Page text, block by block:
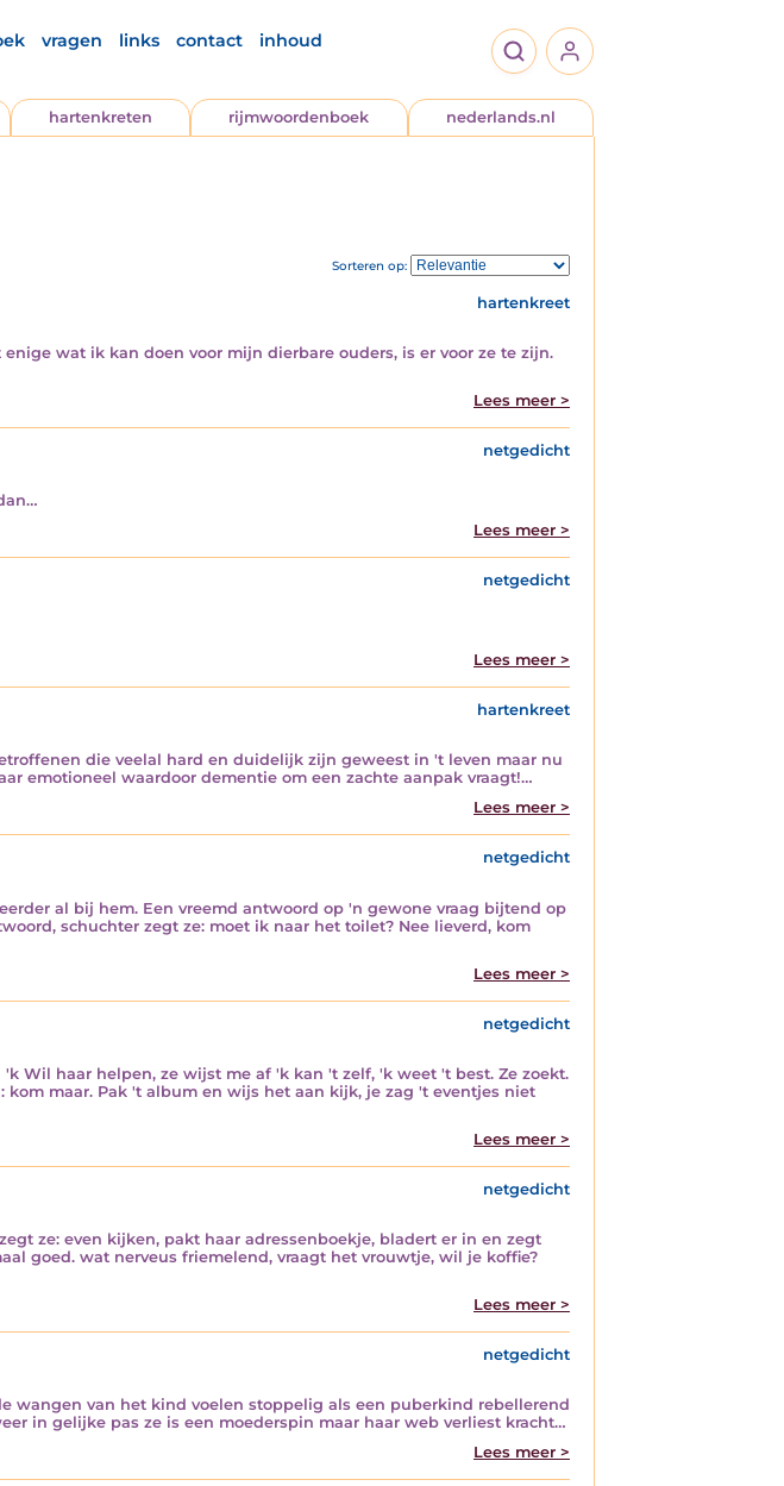
vragen links contact inhoud
hartenkreten rijmwoordenboek nederlands.nl
Sorteren op:
hartenkreet
wat ik kan doen voor mijn dierbare ouders, is er voor ze te zijn.
Lees meer >
netgedicht
Lees meer >
netgedicht
Lees meer >
hartenkreet
die veelal hard en duidelijk zijn geweest in 't leven maar nu
emotioneel waardoor dementie om een zachte aanpak vraagt!…
Lees meer >
netgedicht
al bij hem. Een vreemd antwoord op 'n gewone vraag bijtend op
schuchter zegt ze: moet ik naar het toilet? Nee lieverd, kom
Lees meer >
netgedicht
Wil haar helpen, ze wijst me af 'k kan 't zelf, 'k weet 't best. Ze zoekt.
maar. Pak 't album en wijs het aan kijk, je zag 't eventjes niet
Lees meer >
netgedicht
ze: even kijken, pakt haar adressenboekje, bladert er in en zegt
goed. wat nerveus friemelend, vraagt het vrouwtje, wil je koffie?
Lees meer >
netgedicht
wangen van het kind voelen stoppelig als een puberkind rebellerend
in gelijke pas ze is een moederspin maar haar web verliest kracht…
Lees meer >